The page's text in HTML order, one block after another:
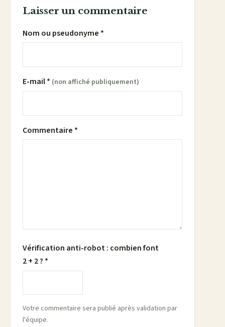
Laisser un commentaire
Nom ou pseudonyme *
E-mail * (non affiché publiquement)
Commentaire *
Vérification anti-robot : combien font
2 + 2 ? *
Votre commentaire sera publié après validation par
l'équipe.